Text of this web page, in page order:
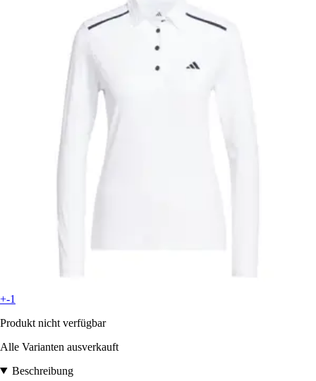
+-1
Produkt nicht verfügbar
Alle Varianten ausverkauft
Beschreibung